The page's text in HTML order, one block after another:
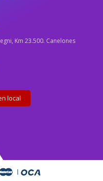
Km 23.500. Canelones
local